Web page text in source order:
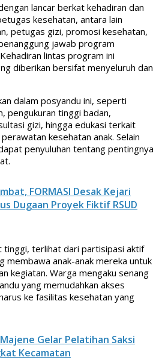
lancar berkat kehadiran dan
kesehatan, antara lain
petugas gizi, promosi kesehatan,
jawab program
lintas program ini
diberikan bersifat menyeluruh dan
dalam posyandu ini, seperti
pengukuran tinggi badan,
gizi, hingga edukasi terkait
kesehatan anak. Selain
penyuluhan tentang pentingnya
FORMASI Desak Kejari
Dugaan Proyek Fiktif RSUD
tinggi, terlihat dari partisipasi aktif
membawa anak-anak mereka untuk
kegiatan. Warga mengaku senang
yang memudahkan akses
ke fasilitas kesehatan yang
Gelar Pelatihan Saksi
Kecamatan